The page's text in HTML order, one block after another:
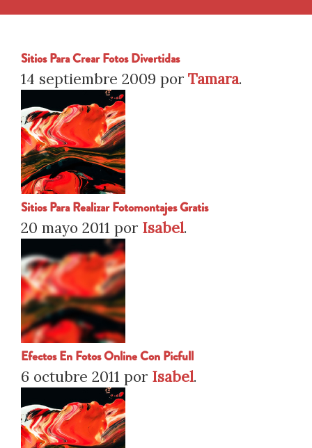
Sitios Para Crear Fotos Divertidas
14 septiembre 2009 por Tamara.
Sitios Para Realizar Fotomontajes Gratis
20 mayo 2011 por Isabel.
Efectos En Fotos Online Con Picfull
6 octubre 2011 por Isabel.